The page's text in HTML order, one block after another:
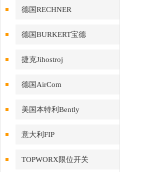
德国RECHNER
德国BURKERT宝德
捷克Jihostroj
德国AirCom
美国本特利Bently
意大利FIP
TOPWORX限位开关